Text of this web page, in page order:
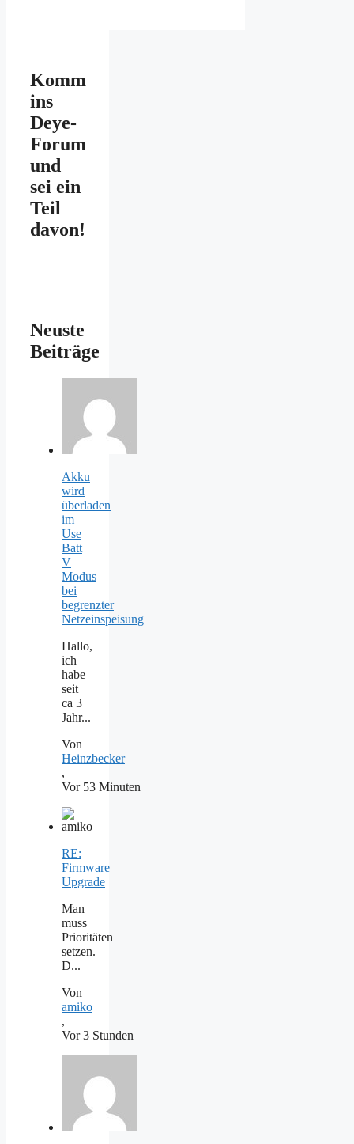
Komm
ins
Deye-
Forum
und
sei ein
Teil
davon!
Neuste
Beiträge
Akku
wird
überladen
im
Use
Batt
V
Modus
bei
begrenzter
Netzeinspeisung
Hallo,
ich
habe
seit
ca 3
Jahr...
Von
Heinzbecker
,
Vor 53 Minuten
RE:
Firmware
Upgrade
Man
muss
Prioritäten
setzen.
D...
Von
amiko
,
Vor 3 Stunden